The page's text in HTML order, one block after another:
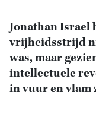
Jonathan Israel
vrijheidsstrijd
was, maar
intellectuele
in vuur en vlam